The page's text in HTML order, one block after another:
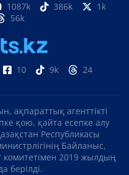
1087k 386k
1k
56k
10 9k 24
ақпараттық агенттікті
қою, қайта есепке алу
Республикасы
Байланыс,
2019 жылдың
берілді.